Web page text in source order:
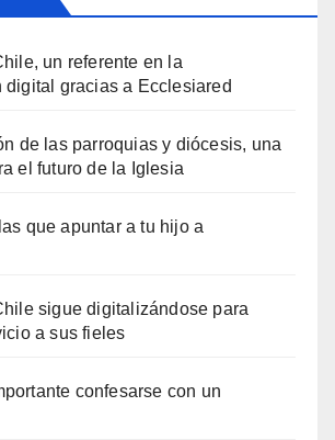
un referente en la
digital gracias a Ecclesiared
de las parroquias y diócesis, una
el futuro de la Iglesia
que apuntar a tu hijo a
sigue digitalizándose para
a sus fieles
confesarse con un